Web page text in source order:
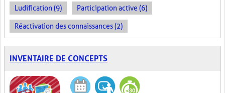
Ludification (9) Participation active (6)
Réactivation des connaissances (2)
INVENTAIRE DE CONCEPTS